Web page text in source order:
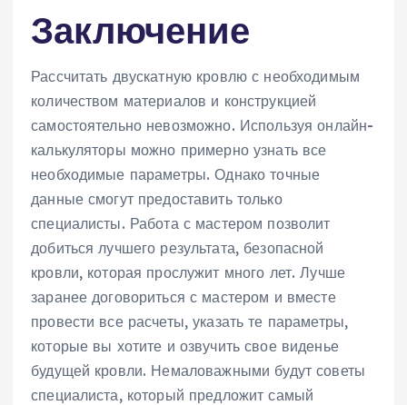
Заключение
Рассчитать двускатную кровлю с необходимым
количеством материалов и конструкцией
самостоятельно невозможно. Используя онлайн-
калькуляторы можно примерно узнать все
необходимые параметры. Однако точные
данные смогут предоставить только
специалисты. Работа с мастером позволит
добиться лучшего результата, безопасной
кровли, которая прослужит много лет. Лучше
заранее договориться с мастером и вместе
провести все расчеты, указать те параметры,
которые вы хотите и озвучить свое виденье
будущей кровли. Немаловажными будут советы
специалиста, который предложит самый